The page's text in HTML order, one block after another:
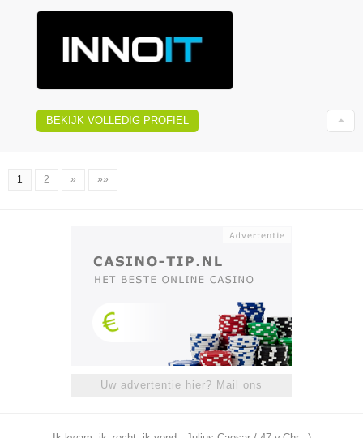
BEKIJK VOLLEDIG PROFIEL
1 2 » »»
Uw advertentie hier? Mail ons